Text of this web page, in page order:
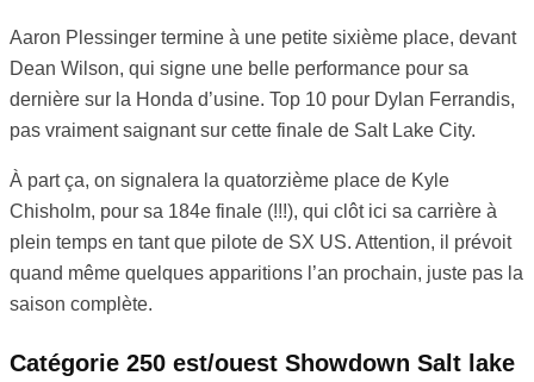
Aaron Plessinger termine à une petite sixième place, devant
Dean Wilson, qui signe une belle performance pour sa
dernière sur la Honda d’usine. Top 10 pour Dylan Ferrandis,
pas vraiment saignant sur cette finale de Salt Lake City.
À part ça, on signalera la quatorzième place de Kyle
Chisholm, pour sa 184e finale (!!!), qui clôt ici sa carrière à
plein temps en tant que pilote de SX US. Attention, il prévoit
quand même quelques apparitions l’an prochain, juste pas la
saison complète.
Catégorie 250 est/ouest Showdown Salt lake